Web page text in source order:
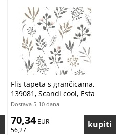
Flis tapeta s grančicama,
139081, Scandi cool, Esta
Dostava 5-10 dana
70,34 EUR
56,27